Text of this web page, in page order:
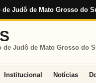
Judô de Mato Grosso do
de Judô de Mato Grosso do
Institucional Notícias